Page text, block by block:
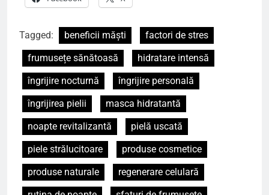
Tagged: beneficii măști
factori de stres
frumusețe sănătoasă
hidratare intensă
îngrijire nocturnă
îngrijire personală
îngrijirea pielii
masca hidratantă
noapte revitalizantă
pielă uscată
piele strălucitoare
produse cosmetice
produse naturale
regenerare celulară